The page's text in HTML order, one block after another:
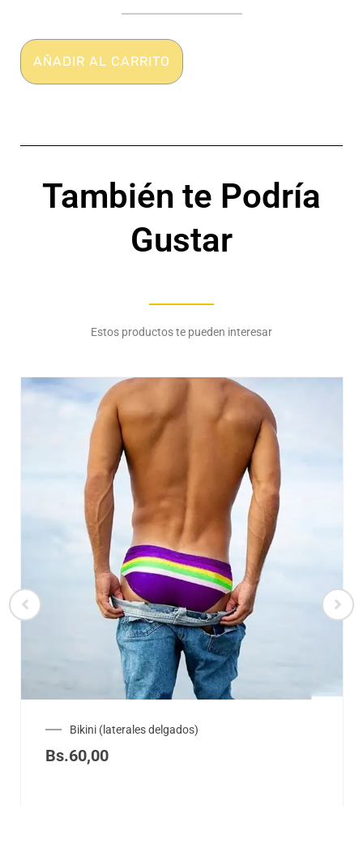
taparrabo
-
Anatómico
-
cantidad
AÑADIR AL CARRITO
También te Podría
Gustar
Estos productos te pueden interesar
Bikini (laterales delgados)
Bs.60,00